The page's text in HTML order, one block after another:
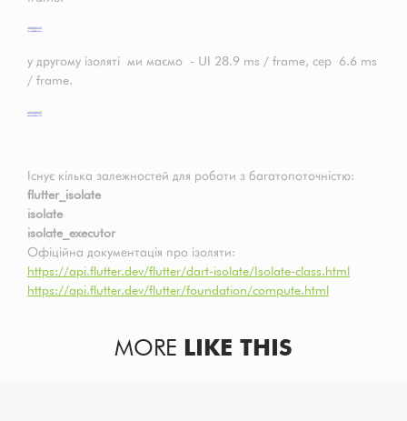
у другому ізоляті ми маємо - UI 28.9 ms / frame, сер 6.6 ms
/ frame.
Існує кілька залежностей для роботи з багатопоточністю:
flutter_isolate
isolate
isolate_executor
Офіційна документація про ізоляти:
https://api.flutter.dev/flutter/dart-isolate/Isolate-class.html
https://api.flutter.dev/flutter/foundation/compute.html
MORE LIKE THIS